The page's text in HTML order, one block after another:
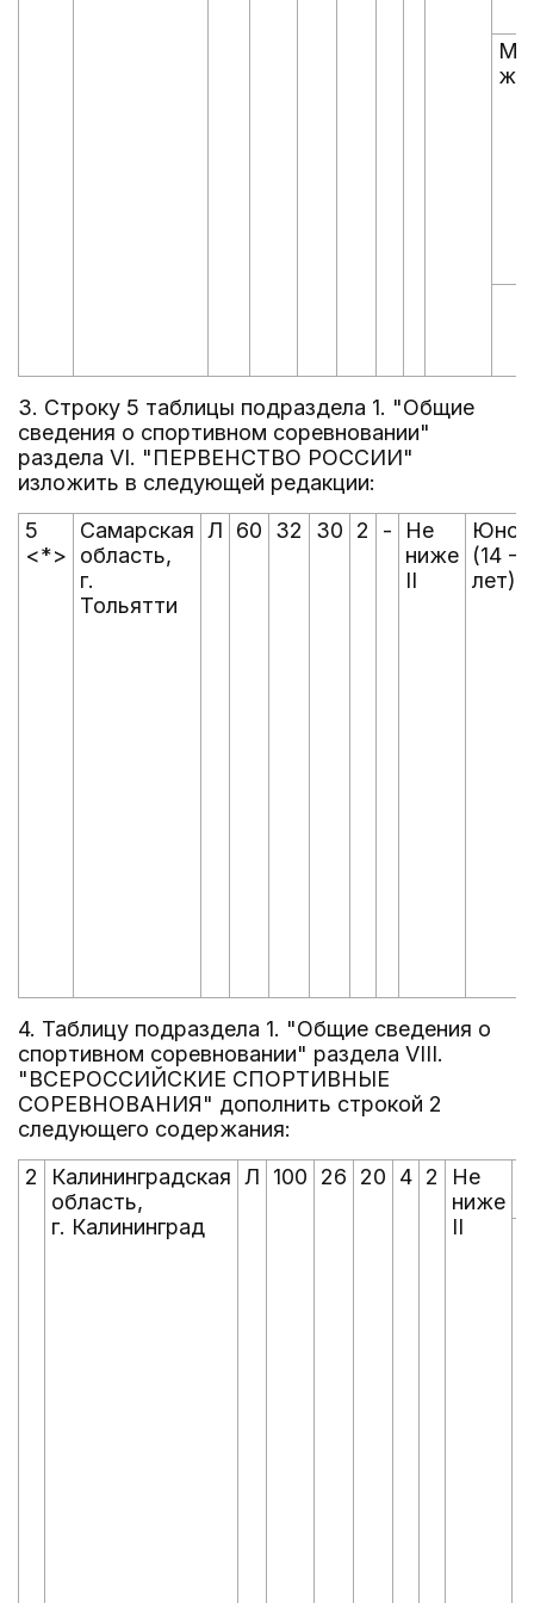
3. Строку 5 таблицы подраздела 1. "Общие
сведения о спортивном соревновании"
раздела VI. "ПЕРВЕНСТВО РОССИИ"
изложить в следующей редакции:
5
<*>
Самарская
область,
г.
Тольятти
Л 60 32 30 2 -
Не
ниже
II
(14 -
лет)
4. Таблицу подраздела 1. "Общие сведения о
спортивном соревновании" раздела VIII.
"ВСЕРОССИЙСКИЕ СПОРТИВНЫЕ
СОРЕВНОВАНИЯ" дополнить строкой 2
следующего содержания:
2
Калининградская
область,
г. Калининград
Л 100 26 20 4 2
Не
ниже
II